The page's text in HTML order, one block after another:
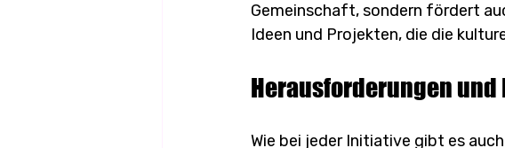
Gemeinschaft, sondern fördert
Ideen und Projekten, die die
Herausforderungen und
Wie bei jeder Initiative gibt es